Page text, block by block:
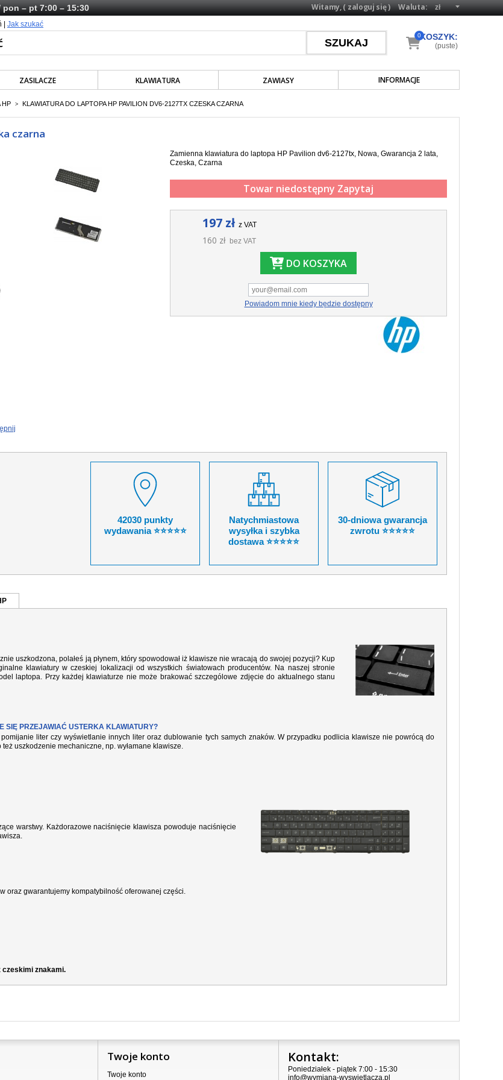
– pt 7:00 – 15:30 Waluta:
Witamy, (zaloguj się)
| Jak szukać
ZASILACZE KLAWIATURA ZAWIASY INFORMACJE
KOSZYK:
0
(puste)
HP > KLAWIATURA DO LAPTOPA HP PAVILION DV6-2127TX CZESKA CZARNA
czarna
Zamienna klawiatura do laptopa HP Pavilion dv6-2127tx, Nowa, Gwarancja 2 lata,
Czeska, Czarna
Towar niedostępny Zapytaj
197 zł z VAT
160 zł bez VAT
DO KOSZYKA
Powiadom mnie kiedy będzie dostępny
42030 punkty
wydawania ⭐⭐⭐⭐⭐
Natychmiastowa
wysyłka i szybka
dostawa ⭐⭐⭐⭐⭐
30-dniowa gwarancja
zwrotu ⭐⭐⭐⭐⭐
uszkodzona, polałeś ją płynem, który spowodował iż klawisze nie wracają do swojej pozycji? Kup
klawiatury w czeskiej lokalizacji od wszystkich światowach producentów. Na naszej stronie
laptopa. Przy każdej klawiaturze nie może brakować szczególowe zdjęcie do aktualnego stanu
SIĘ PRZEJAWIAĆ USTERKA KLAWIATURY?
liter czy wyświetlanie innych liter oraz dublowanie tych samych znaków. W przypadku podlicia klawisze nie powrócą do
uszkodzenie mechaniczne, np. wyłamane klawisze.
warstwy. Każdorazowe naciśnięcie klawisza powoduje naciśnięcie
oraz gwarantujemy kompatybilność oferowanej części.
czeskimi znakami.
Twoje konto
Twoje konto
Kontakt:
Poniedziałek - piątek 7:00 - 15:30
info@wymiana-wyswietlacza.pl